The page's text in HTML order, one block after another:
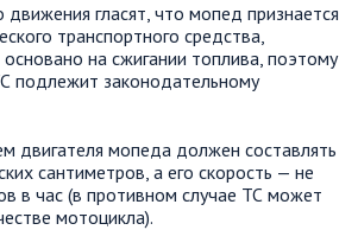
гласят, что мопед признается
транспортного средства,
на сжигании топлива, поэтому
подлежит законодательному
двигателя мопеда должен составлять
сантиметров, а его скорость — не
в час (в противном случае ТС может
мотоцикла).